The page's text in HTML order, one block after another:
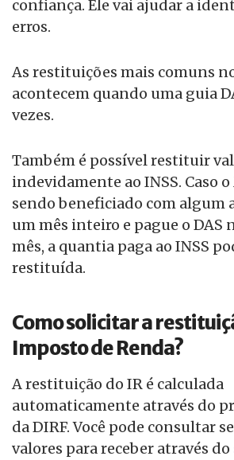
confiança. Ele vai ajudar a
erros.
As restituições mais comuns
acontecem quando uma guia
vezes.
Também é possível restituir
indevidamente ao INSS. Caso
sendo beneficiado com algum
um mês inteiro e pague o DAS
mês, a quantia paga ao INSS
restituída.
Como solicitar a
Imposto de Renda?
A restituição do IR é calculada
automaticamente através do
da DIRF. Você pode consultar
valores para receber através do